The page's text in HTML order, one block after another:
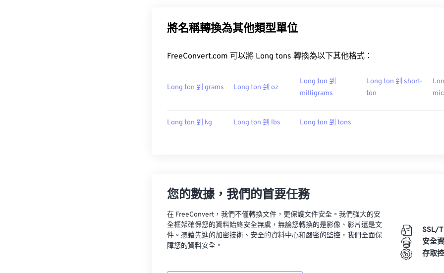
將名稱轉換為其他類型單位
FreeConvert.com 可以將 Long tons 轉換為以下其他格式：
Long ton 到 grams Long ton 到 oz
Long ton 到
milligrams
Long ton 到 short-
ton
Long ton 到 kg Long ton 到 lbs Long ton 到 tons
您的數據，我們的首要任務
在 FreeConvert，我們不僅轉換文件，更保護文件安全。我們強大的安
全框架確保您的資料始終安全無虞，無論您轉換的是影像、影片還是文
件。憑藉先進的加密技術、安全的資料中心和嚴密的監控，我們全面保
障您的資料安全。
SSL/
安全
存取